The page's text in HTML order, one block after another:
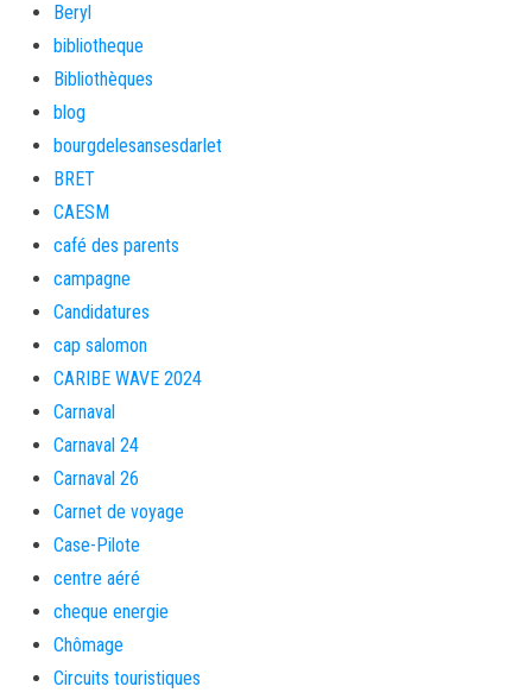
Beryl
bibliotheque
Bibliothèques
blog
bourgdelesansesdarlet
BRET
CAESM
café des parents
campagne
Candidatures
cap salomon
CARIBE WAVE 2024
Carnaval
Carnaval 24
Carnaval 26
Carnet de voyage
Case-Pilote
centre aéré
cheque energie
Chômage
Circuits touristiques